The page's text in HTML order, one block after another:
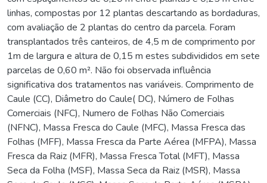
linhas, compostas por 12 plantas descartando as bordaduras,
com avaliação de 2 plantas do centro da parcela. Foram
transplantados três canteiros, de 4,5 m de comprimento por
1m de largura e altura de 0,15 m estes subdivididos em sete
parcelas de 0,60 m². Não foi observada influência
significativa dos tratamentos nas variáveis. Comprimento de
Caule (CC), Diâmetro do Caule( DC), Número de Folhas
Comerciais (NFC), Numero de Folhas Não Comerciais
(NFNC), Massa Fresca do Caule (MFC), Massa Fresca das
Folhas (MFF), Massa Fresca da Parte Aérea (MFPA), Massa
Fresca da Raiz (MFR), Massa Fresca Total (MFT), Massa
Seca da Folha (MSF), Massa Seca da Raiz (MSR), Massa